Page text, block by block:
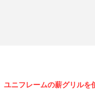
ユニフレームの薪グリルを